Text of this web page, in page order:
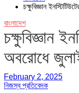
চক্ষুবিজ্ঞান
বাংলাদেশ
চক্ষুবিজ্ঞান
অবরোধে
February 2, 2025
নিজস্ব প্রতিবেদক